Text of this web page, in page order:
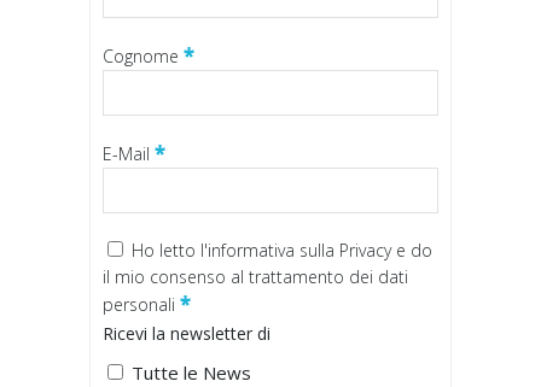
Cognome *
E-Mail *
Ho letto l'informativa sulla Privacy e do
il mio consenso al trattamento dei dati
personali *
Ricevi la newsletter di
Tutte le News